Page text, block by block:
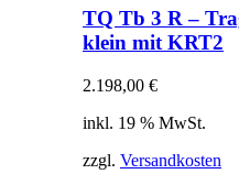
TQ Tb 3 R –
klein mit KRT2
2.198,00 €
inkl. 19 % MwSt.
zzgl. Versandkosten